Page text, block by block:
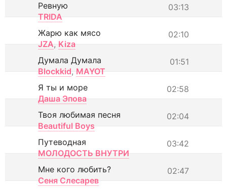
03:13
Ревную
TRIDA
02:10
Жарю как мясо
JZA, Kiza
01:51
Думала Думала
Blockkid, MAYOT
02:58
Я ты и море
Даша Эпова
02:04
Твоя любимая песня
Beautiful Boys
03:42
Путеводная
МОЛОДОСТЬ ВНУТРИ
02:47
Мне кого любить?
Сеня Слесарев